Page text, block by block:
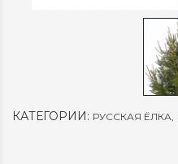
КАТЕГОРИИ: РУССКАЯ ЁЛКА,